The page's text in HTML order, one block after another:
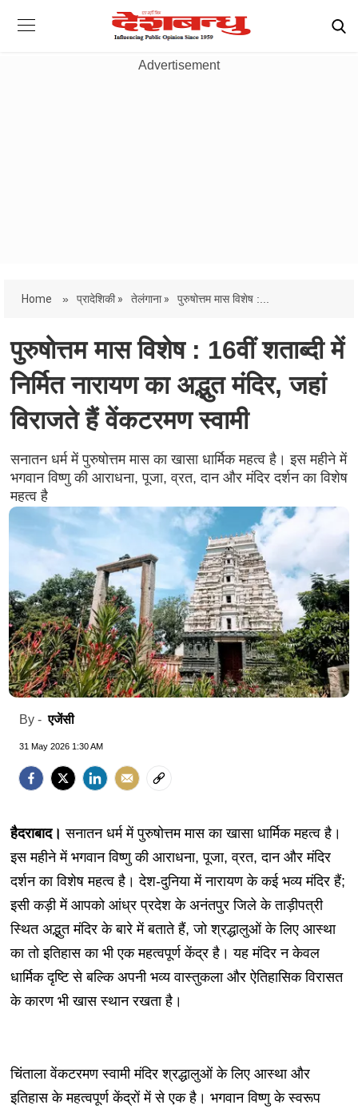
Advertisement
Home » प्रादेशिकी » तेलंगाना » पुरुषोत्तम मास विशेष :...
पुरुषोत्तम मास विशेष : 16वीं शताब्दी में
निर्मित नारायण का अद्भुत मंदिर, जहां
विराजते हैं वेंकटरमण स्वामी
सनातन धर्म में पुरुषोत्तम मास का खासा धार्मिक महत्व है। इस महीने में
भगवान विष्णु की आराधना, पूजा, व्रत, दान और मंदिर दर्शन का विशेष
महत्व है
By -एजेंसी
31 May 2026 1:30 AM
हैदराबाद। सनातन धर्म में पुरुषोत्तम मास का खासा धार्मिक महत्व है।
इस महीने में भगवान विष्णु की आराधना, पूजा, व्रत, दान और मंदिर
दर्शन का विशेष महत्व है। देश-दुनिया में नारायण के कई भव्य मंदिर हैं;
इसी कड़ी में आपको आंध्र प्रदेश के अनंतपुर जिले के ताड़ीपत्री
स्थित अद्भुत मंदिर के बारे में बताते हैं, जो श्रद्धालुओं के लिए आस्था
का तो इतिहास का भी एक महत्वपूर्ण केंद्र है। यह मंदिर न केवल
धार्मिक दृष्टि से बल्कि अपनी भव्य वास्तुकला और ऐतिहासिक विरासत
के कारण भी खास स्थान रखता है।
चिंताला वेंकटरमण स्वामी मंदिर श्रद्धालुओं के लिए आस्था और
इतिहास के महत्वपूर्ण केंद्रों में से एक है। भगवान विष्णु के स्वरूप